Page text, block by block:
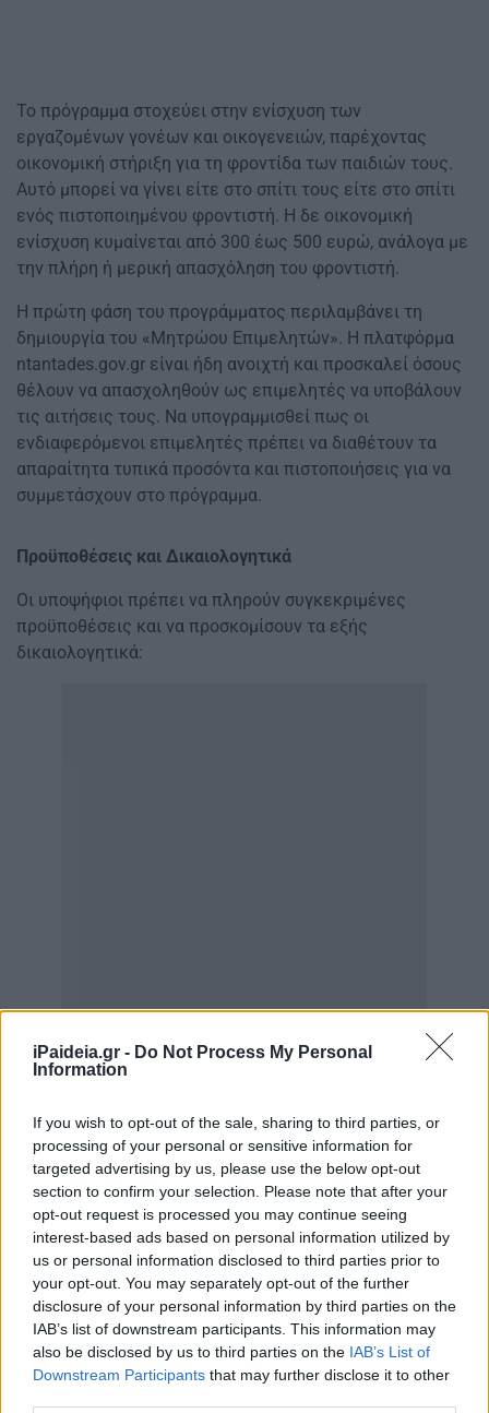
iPaideia.gr - Do Not Process My Personal
Information
If you wish to opt-out of the sale, sharing to third parties, or
processing of your personal or sensitive information for
targeted advertising by us, please use the below opt-out
section to confirm your selection. Please note that after your
opt-out request is processed you may continue seeing
interest-based ads based on personal information utilized by
us or personal information disclosed to third parties prior to
your opt-out. You may separately opt-out of the further
disclosure of your personal information by third parties on the
IAB’s list of downstream participants. This information may
also be disclosed by us to third parties on the IAB’s List of
Downstream Participants that may further disclose it to other
Το πρόγραμμα στοχεύει στην ενίσχυση των
εργαζομένων γονέων και οικογενειών, παρέχοντας
οικονομική στήριξη για τη φροντίδα των παιδιών τους.
Αυτό μπορεί να γίνει είτε στο σπίτι τους είτε στο σπίτι
ενός πιστοποιημένου φροντιστή. Η δε οικονομική
ενίσχυση κυμαίνεται από 300 έως 500 ευρώ, ανάλογα με
την πλήρη ή μερική απασχόληση του φροντιστή.
Η πρώτη φάση του προγράμματος περιλαμβάνει τη
δημιουργία του «Μητρώου Επιμελητών». Η πλατφόρμα
ntantades.gov.gr είναι ήδη ανοιχτή και προσκαλεί όσους
θέλουν να απασχοληθούν ως επιμελητές να υποβάλουν
τις αιτήσεις τους. Να υπογραμμισθεί πως οι
ενδιαφερόμενοι επιμελητές πρέπει να διαθέτουν τα
απαραίτητα τυπικά προσόντα και πιστοποιήσεις για να
συμμετάσχουν στο πρόγραμμα.
Προϋποθέσεις και Δικαιολογητικά
Οι υποψήφιοι πρέπει να πληρούν συγκεκριμένες
προϋποθέσεις και να προσκομίσουν τα εξής
δικαιολογητικά:
Εκπαιδευτικός Τίτλος: Αντίγραφο τίτλου